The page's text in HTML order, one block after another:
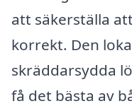
att säkerställa
korrekt. Den
skräddarsydda
få det bästa av